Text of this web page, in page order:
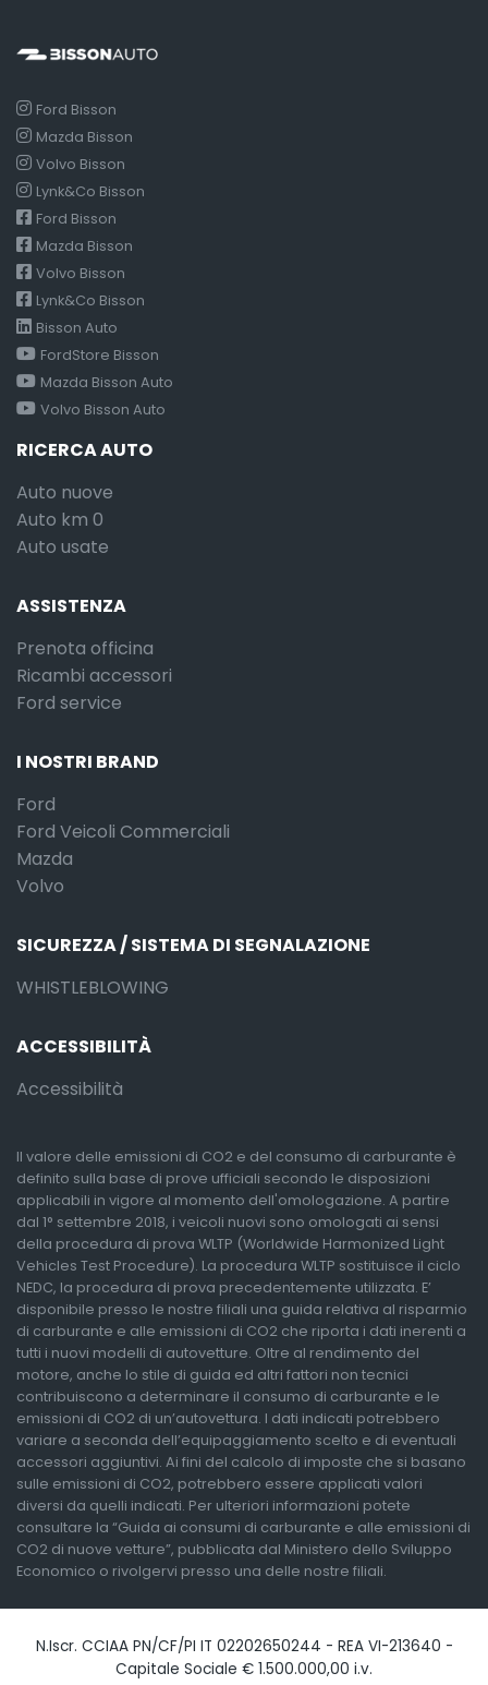
Ford Bisson
Mazda Bisson
Volvo Bisson
Lynk&Co Bisson
Ford Bisson
Mazda Bisson
Volvo Bisson
Lynk&Co Bisson
Bisson Auto
FordStore Bisson
Mazda Bisson Auto
Volvo Bisson Auto
RICERCA AUTO
Auto nuove
Auto km 0
Auto usate
ASSISTENZA
Prenota officina
Ricambi accessori
Ford service
I NOSTRI BRAND
Ford
Ford Veicoli Commerciali
Mazda
Volvo
SICUREZZA / SISTEMA DI SEGNALAZIONE
WHISTLEBLOWING
ACCESSIBILITÀ
Accessibilità
Il valore delle emissioni di CO2 e del consumo di carburante è
definito sulla base di prove ufficiali secondo le disposizioni
applicabili in vigore al momento dell'omologazione. A partire
dal 1° settembre 2018, i veicoli nuovi sono omologati ai sensi
della procedura di prova WLTP (Worldwide Harmonized Light
Vehicles Test Procedure). La procedura WLTP sostituisce il ciclo
NEDC, la procedura di prova precedentemente utilizzata. E’
disponibile presso le nostre filiali una guida relativa al risparmio
di carburante e alle emissioni di CO2 che riporta i dati inerenti a
tutti i nuovi modelli di autovetture. Oltre al rendimento del
motore, anche lo stile di guida ed altri fattori non tecnici
contribuiscono a determinare il consumo di carburante e le
emissioni di CO2 di un’autovettura. I dati indicati potrebbero
variare a seconda dell’equipaggiamento scelto e di eventuali
accessori aggiuntivi. Ai fini del calcolo di imposte che si basano
sulle emissioni di CO2, potrebbero essere applicati valori
diversi da quelli indicati. Per ulteriori informazioni potete
consultare la “Guida ai consumi di carburante e alle emissioni di
CO2 di nuove vetture”, pubblicata dal Ministero dello Sviluppo
Economico o rivolgervi presso una delle nostre filiali.
N.Iscr. CCIAA PN/CF/PI IT 02202650244 - REA VI-213640 -
Capitale Sociale € 1.500.000,00 i.v.